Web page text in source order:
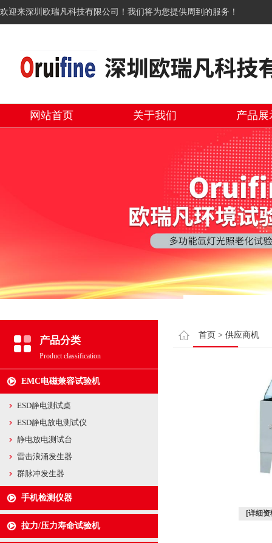
欢迎来深圳欧瑞凡科技有限公司！我们将为您提供周到的服务！
网站首页 关于我们 产品展
产品分类
Product classification
EMC电磁兼容试验机
ESD静电测试桌
ESD静电放电测试仪
静电放电测试台
雷击浪涌发生器
群脉冲发生器
手机检测仪器
拉力/压力寿命试验机
首页 > 供应商机
[详细资